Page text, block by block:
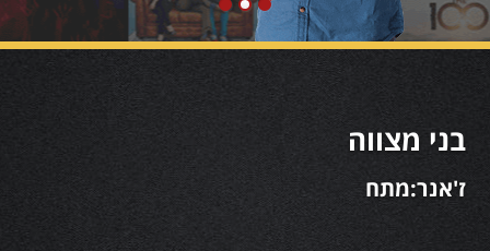
בני מצווה
ז'אנר:מתח